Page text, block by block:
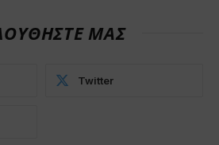
ΜΑΣ
Twitter